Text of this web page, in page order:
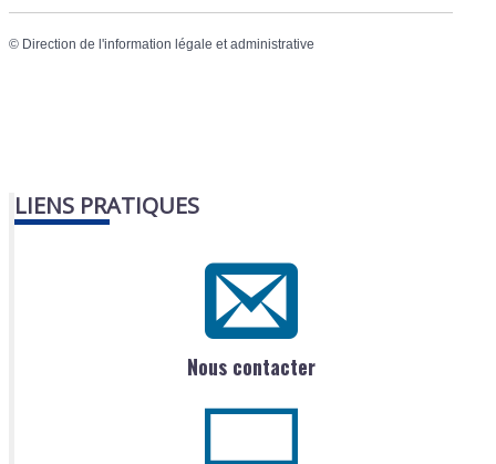
© Direction de l'information légale et administrative
LIENS PRATIQUES
Nous contacter